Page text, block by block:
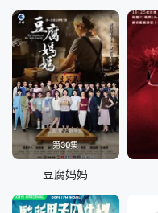
第30集
豆腐妈妈